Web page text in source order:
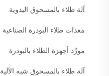
آلة طلاء بالمسحوق اليدوية
معدات طلاء البودرة الصناعية
مورِّد أجهزة الطلاء بالبودرة
آلة طلاء بالمسحوق شبه الآلية